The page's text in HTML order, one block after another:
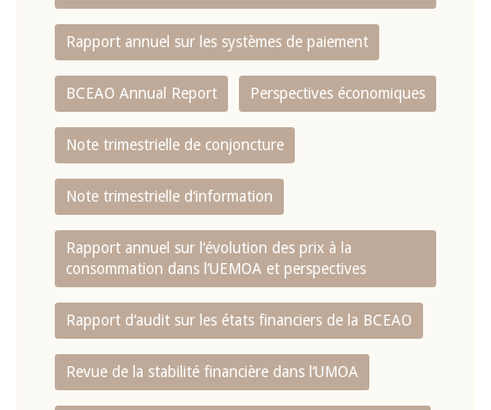
Rapport annuel sur les systèmes de paiement
BCEAO Annual Report Perspectives économiques
Note trimestrielle de conjoncture
Note trimestrielle d‘information
Rapport annuel sur l‘évolution des prix à la
consommation dans l‘UEMOA et perspectives
Rapport d‘audit sur les états financiers de la BCEAO
Revue de la stabilité financière dans l‘UMOA